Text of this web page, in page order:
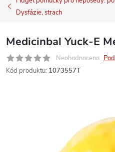
Dysfázie, strach
Medicinbal Yuck-E
Neohodnoceno
Kód produktu: 1073557T